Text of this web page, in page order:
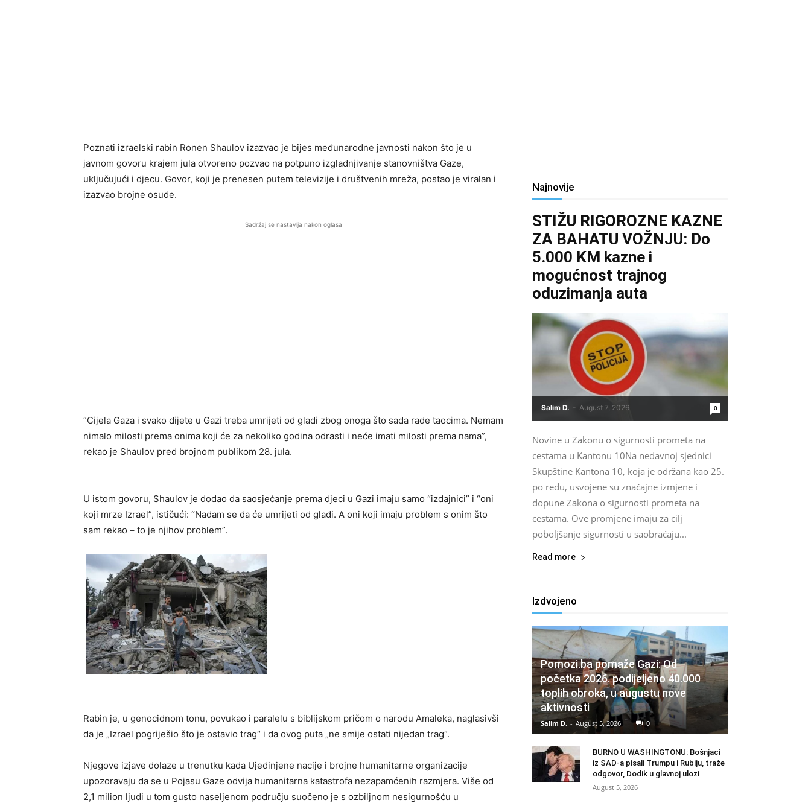
Poznati izraelski rabin Ronen Shaulov izazvao je bijes međunarodne javnosti nakon što je u
javnom govoru krajem jula otvoreno pozvao na potpuno izgladnjivanje stanovništva Gaze,
uključujući i djecu. Govor, koji je prenesen putem televizije i društvenih mreža, postao je viralan i
izazvao brojne osude.
Sadržaj se nastavlja nakon oglasa
“Cijela Gaza i svako dijete u Gazi treba umrijeti od gladi zbog onoga što sada rade taocima. Nemam
nimalo milosti prema onima koji će za nekoliko godina odrasti i neće imati milosti prema nama”,
rekao je Shaulov pred brojnom publikom 28. jula.
U istom govoru, Shaulov je dodao da saosjećanje prema djeci u Gazi imaju samo “izdajnici” i “oni
koji mrze Izrael”, ističući: “Nadam se da će umrijeti od gladi. A oni koji imaju problem s onim što
sam rekao – to je njihov problem”.
Rabin je, u genocidnom tonu, povukao i paralelu s biblijskom pričom o narodu Amaleka, naglasivši
da je „Izrael pogriješio što je ostavio trag“ i da ovog puta „ne smije ostati nijedan trag“.
Njegove izjave dolaze u trenutku kada Ujedinjene nacije i brojne humanitarne organizacije
upozoravaju da se u Pojasu Gaze odvija humanitarna katastrofa nezapamćenih razmjera. Više od
2,1 milion ljudi u tom gusto naseljenom području suočeno je s ozbiljnom nesigurnošću u
Najnovije
STIŽU RIGOROZNE KAZNE
ZA BAHATU VOŽNJU: Do
5.000 KM kazne i
mogućnost trajnog
oduzimanja auta
Salim D. - August 7, 2026 0
Novine u Zakonu o sigurnosti prometa na
cestama u Kantonu 10Na nedavnoj sjednici
Skupštine Kantona 10, koja je održana kao 25.
po redu, usvojene su značajne izmjene i
dopune Zakona o sigurnosti prometa na
cestama. Ove promjene imaju za cilj
poboljšanje sigurnosti u saobraćaju...
Read more
Izdvojeno
Pomozi.ba pomaže Gazi: Od
početka 2026. podijeljeno 40.000
toplih obroka, u augustu nove
aktivnosti
Salim D. - August 5, 2026 0
BURNO U WASHINGTONU: Bošnjaci
iz SAD-a pisali Trumpu i Rubiju, traže
odgovor, Dodik u glavnoj ulozi
August 5, 2026